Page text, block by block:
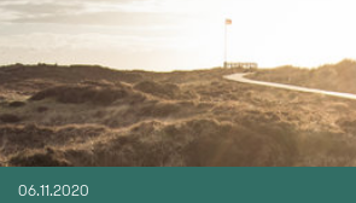
06.11.2020